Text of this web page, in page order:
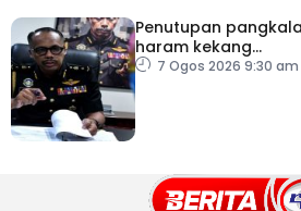
Penutupan
haram kekang
penyeludupan di
7 Ogos 2026 9:30 am